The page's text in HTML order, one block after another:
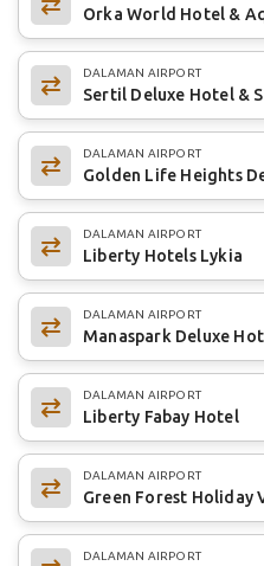
Orka World Hotel &
DALAMAN AIRPORT
Sertil Deluxe Hotel &
DALAMAN AIRPORT
Golden Life Heights
DALAMAN AIRPORT
Liberty Hotels Lykia
DALAMAN AIRPORT
Manaspark Deluxe
DALAMAN AIRPORT
Liberty Fabay Hotel
DALAMAN AIRPORT
Green Forest Holiday
DALAMAN AIRPORT